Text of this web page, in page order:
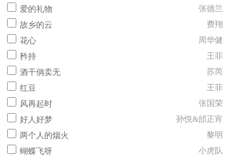
爱的礼物
张德兰
故乡的云
费翔
花心
周华健
矜持
王菲
酒干倘卖无
苏芮
红豆
王菲
风再起时
张国荣
好人好梦
孙悦&邰正宵
两个人的烟火
黎明
蝴蝶飞呀
小虎队